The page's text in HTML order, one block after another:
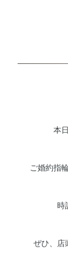
本
ご婚約指
時
ぜひ、店